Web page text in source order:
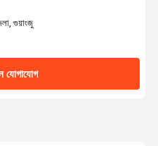
গুয়াংজু
যোগাযোগ